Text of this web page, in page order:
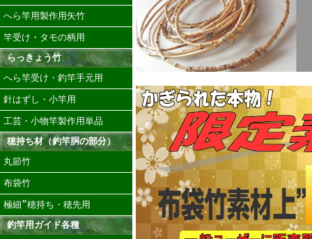
へら竿用製作用矢竹
竿受け・タモの柄用
らっきょう竹
へら竿受け・釣竿手元用
針はずし・小竿用
工芸・小物竿製作用単品
穂持ち材（釣竿胴の部分）
丸節竹
布袋竹
極細”穂持ち・穂先用
釣竿用ガイド各種